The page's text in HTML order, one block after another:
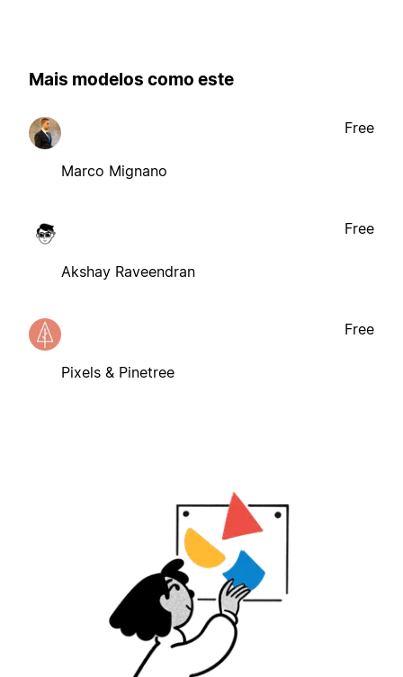
Mais modelos como este
Marco Mignano
Free
Akshay Raveendran
Free
Pixels & Pinetree
Free